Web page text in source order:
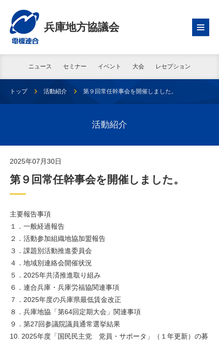
兵庫地方協議会
ニュース セミナー イベント 大会 レセプション
トップ 活動紹介 第９回常任幹事会を開催しました。
活動紹介
2025年07月30日
第９回常任幹事会を開催しました。
主要報告事項
１．一般経過報告
２．活動参加組織地協加盟報告
３．課題別活動推進委員会
４．地域別連絡会開催状況
５．2025年共済推進取り組み
６．連合兵庫・兵庫労福協関連事項
７．2025年度の兵庫県最低賃金改正
８．兵庫地協「第64回定期大会」関連事項
９．第27回参議院議員通常選挙結果
10. 2025年度「国民民主党 党員・サポータ」（１年更新）の募